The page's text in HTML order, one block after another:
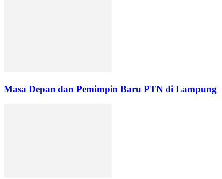
Masa Depan dan Pemimpin Baru PTN di Lampung